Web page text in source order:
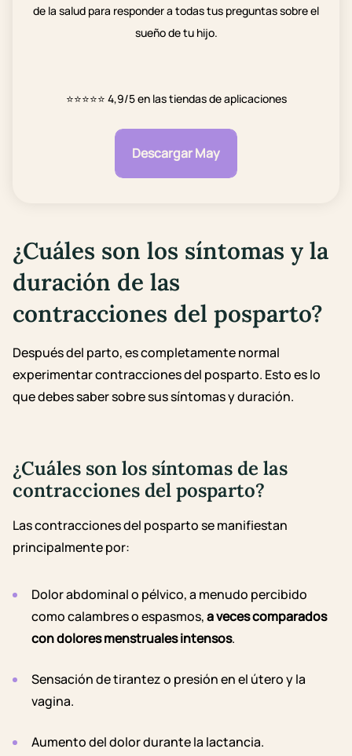
de la salud para responder a todas tus preguntas sobre el
sueño de tu hijo.
⭐⭐⭐⭐⭐ 4,9/5 en las tiendas de aplicaciones
Descargar May
¿Cuáles son los síntomas y la
duración de las
contracciones del posparto?
Después del parto, es completamente normal
experimentar contracciones del posparto. Esto es lo
que debes saber sobre sus síntomas y duración.
¿Cuáles son los síntomas de las
contracciones del posparto?
Las contracciones del posparto se manifiestan
principalmente por:
Dolor abdominal o pélvico, a menudo percibido
como calambres o espasmos,a veces comparados
con dolores menstruales intensos.
Sensación de tirantez o presión en el útero y la
vagina.
Aumento del dolor durante la lactancia.